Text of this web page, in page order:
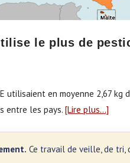
le plus de
utilisaient en moyenne 2,67
entre les pays. [Lire plus…]
Ce travail de veille, de tri,